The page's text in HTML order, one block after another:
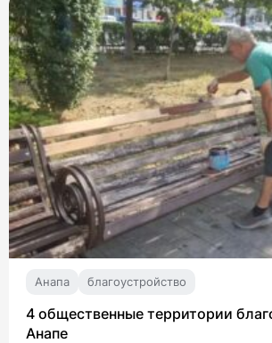
Анапа благоустройство
4 общественные территории
Анапе